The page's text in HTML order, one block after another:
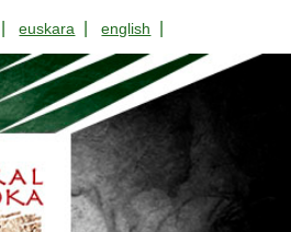
|euskara |english